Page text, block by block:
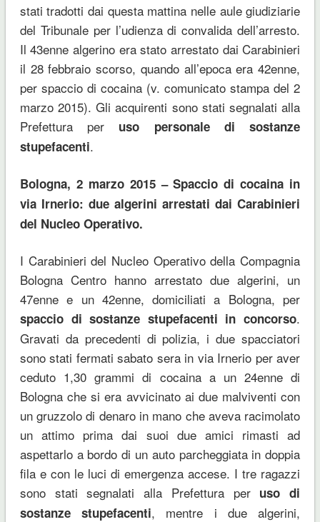
stati tradotti dai questa mattina nelle aule giudiziarie
del Tribunale per l’udienza di convalida dell’arresto.
Il 43enne algerino era stato arrestato dai Carabinieri
il 28 febbraio scorso, quando all’epoca era 42enne,
per spaccio di cocaina (v. comunicato stampa del 2
marzo 2015). Gli acquirenti sono stati segnalati alla
Prefettura per uso personale di sostanze
stupefacenti.
Bologna, 2 marzo 2015 – Spaccio di cocaina in
via Irnerio: due algerini arrestati dai Carabinieri
del Nucleo Operativo.
I Carabinieri del Nucleo Operativo della Compagnia
Bologna Centro hanno arrestato due algerini, un
47enne e un 42enne, domiciliati a Bologna, per
spaccio di sostanze stupefacenti in concorso.
Gravati da precedenti di polizia, i due spacciatori
sono stati fermati sabato sera in via Irnerio per aver
ceduto 1,30 grammi di cocaina a un 24enne di
Bologna che si era avvicinato ai due malviventi con
un gruzzolo di denaro in mano che aveva racimolato
un attimo prima dai suoi due amici rimasti ad
aspettarlo a bordo di un auto parcheggiata in doppia
fila e con le luci di emergenza accese. I tre ragazzi
sono stati segnalati alla Prefettura per uso di
sostanze stupefacenti, mentre i due algerini,